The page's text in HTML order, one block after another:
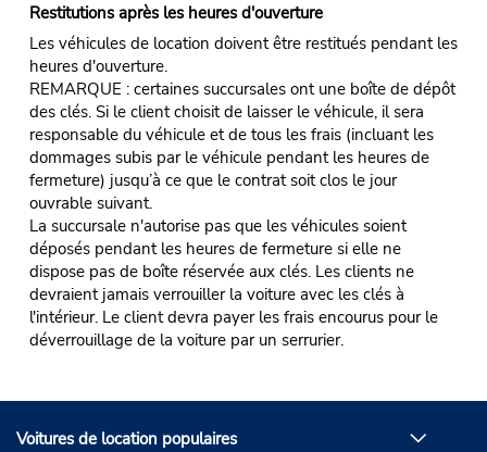
Restitutions après les heures d'ouverture
Les véhicules de location doivent être restitués pendant les
heures d'ouverture.
REMARQUE : certaines succursales ont une boîte de dépôt
des clés. Si le client choisit de laisser le véhicule, il sera
responsable du véhicule et de tous les frais (incluant les
dommages subis par le véhicule pendant les heures de
fermeture) jusqu’à ce que le contrat soit clos le jour
ouvrable suivant.
La succursale n'autorise pas que les véhicules soient
déposés pendant les heures de fermeture si elle ne
dispose pas de boîte réservée aux clés. Les clients ne
devraient jamais verrouiller la voiture avec les clés à
l'intérieur. Le client devra payer les frais encourus pour le
déverrouillage de la voiture par un serrurier.
Voitures de location populaires